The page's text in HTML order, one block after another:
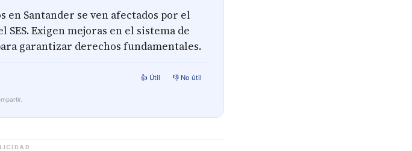
Santander se ven afectados por el
Exigen mejoras en el sistema de
garantizar derechos fundamentales.
👍 Útil 👎 No útil